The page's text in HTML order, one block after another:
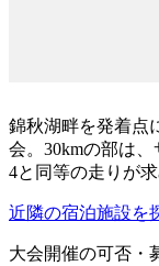
錦秋湖畔を発着点
会。30kmの部は
4と同等の走りが求
近隣の宿泊施設を
大会開催の可否・